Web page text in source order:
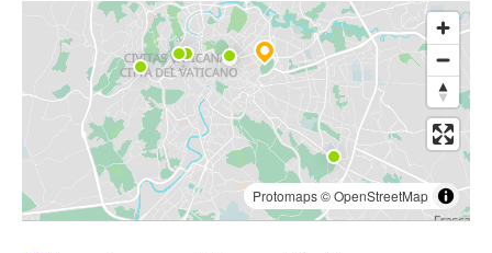
Protomaps©OpenStreetMap